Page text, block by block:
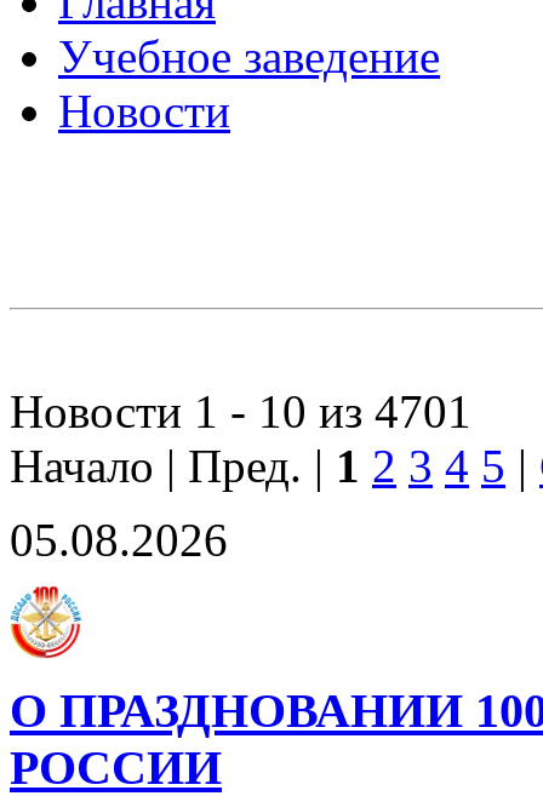
Учебное заведение
Новости
Новости 1 - 10 из 4701
Начало | Пред. | 1 2 3 4 5 |
05.08.2026
О ПРАЗДНОВАНИИ
РОССИИ